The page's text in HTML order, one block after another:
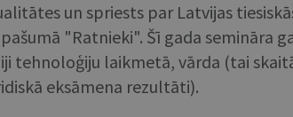
un spriests par Latvijas
"Ratnieki". Šī gada semināra
tehnoloģiju laikmetā, vārda (tai
eksāmena rezultāti).